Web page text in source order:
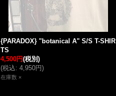
{PARADOX} "botanical A" S/S T-SHIR
TS
4,500円(税別)
(税込: 4,950円)
在庫数 ×